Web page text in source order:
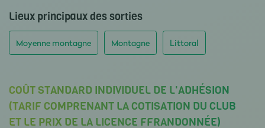
Lieux principaux des sorties
Moyenne montagne Montagne Littoral
COÛT STANDARD INDIVIDUEL DE L'ADHÉSION
(TARIF COMPRENANT LA COTISATION DU CLUB
ET LE PRIX DE LA LICENCE FFRANDONNÉE)